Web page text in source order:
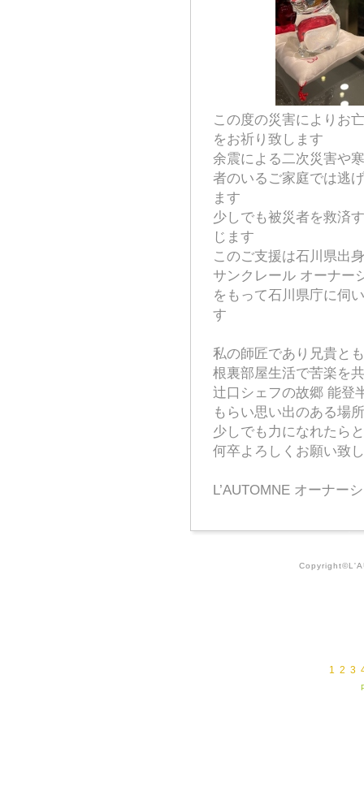
この度の災害によりお
をお祈り致します
余震による二次災害や
者のいるご家庭では逃
ます
少しでも被災者を救済
じます
このご支援は石川県出
サンクレール オーナー
をもって石川県庁に伺
す
私の師匠であり兄貴と
根裏部屋生活で苦楽を
辻口シェフの故郷 能登
もらい思い出のある場
少しでも力になれたら
何卒よろしくお願い致
L’AUTOMNE オーナー
1 2 3